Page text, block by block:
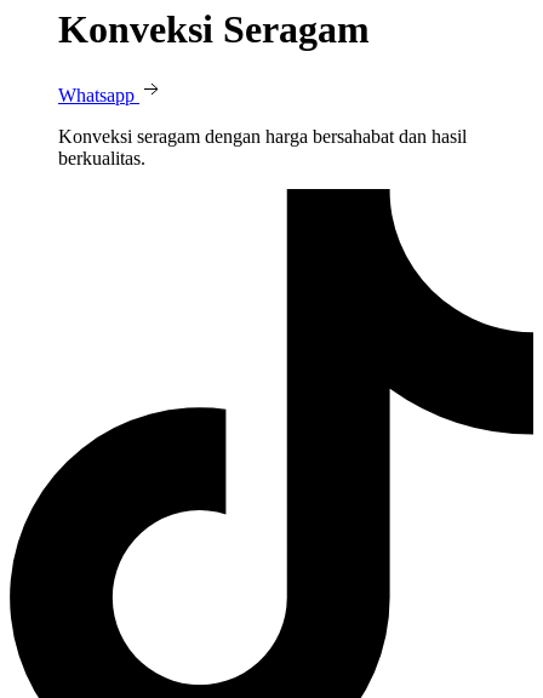
Konveksi Seragam
Whatsapp
Konveksi seragam dengan harga bersahabat dan hasil
berkualitas.